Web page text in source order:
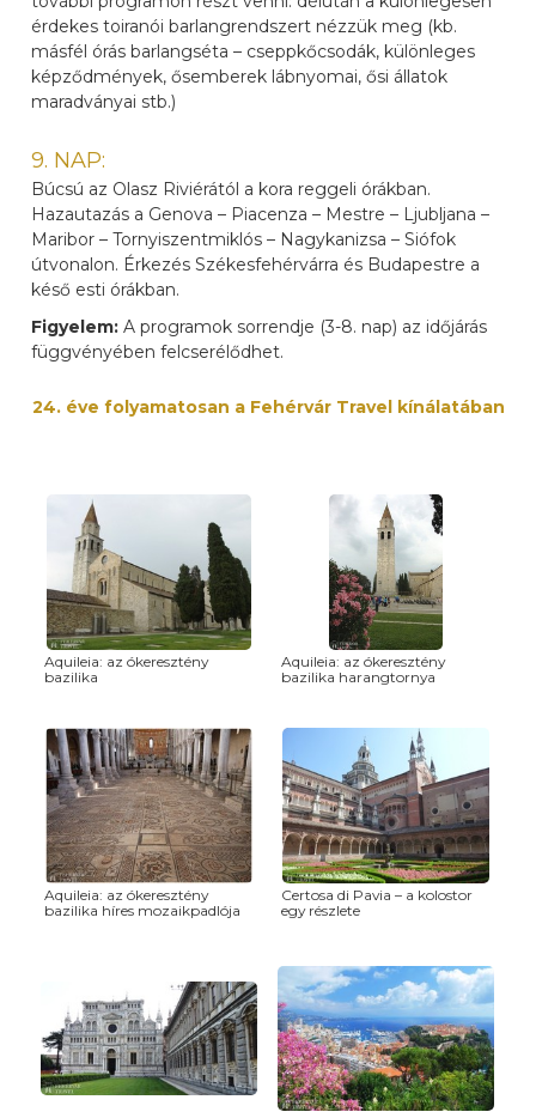
érdekes toiranói barlangrendszert nézzük meg (kb.
másfél órás barlangséta – cseppkőcsodák, különleges
képződmények, ősemberek lábnyomai, ősi állatok
maradványai stb.)
9. NAP:
Búcsú az Olasz Riviérától a kora reggeli órákban.
Hazautazás a Genova – Piacenza – Mestre – Ljubljana –
Maribor – Tornyiszentmiklós – Nagykanizsa – Siófok
útvonalon. Érkezés Székesfehérvárra és Budapestre a
késő esti órákban.
Figyelem:A programok sorrendje (3-8. nap) az időjárás
függvényében felcserélődhet.
24. éve folyamatosan a Fehérvár Travel kínálatában
Aquileia: az ókeresztény
bazilika
Aquileia: az ókeresztény
bazilika harangtornya
Aquileia: az ókeresztény
bazilika híres mozaikpadlója
Certosa di Pavia – a kolostor
egy részlete